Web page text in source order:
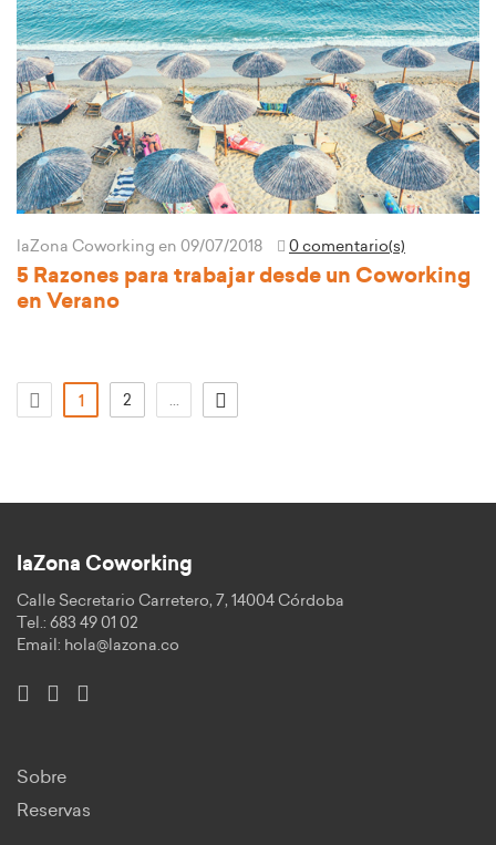
laZona Coworking en 09/07/2018 0 comentario(s)
5 Razones para trabajar desde un Coworking
en Verano
1 (actual)
2 ...
laZona Coworking
Calle Secretario Carretero, 7, 14004 Córdoba
Tel.: 683 49 01 02
Email: hola@lazona.co
Sobre
Reservas